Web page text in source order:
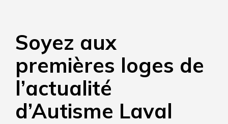
Soyez aux
premières loges de
l’actualité
d’Autisme Laval